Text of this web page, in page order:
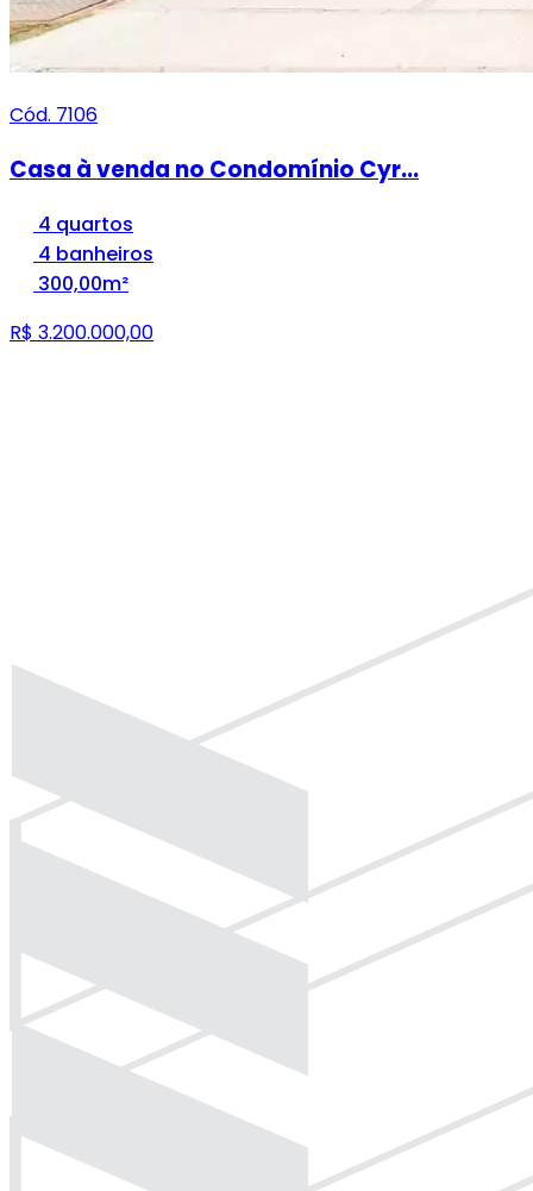
Cód. 7106
Casa à venda no Condomínio Cyr...
4 quartos
4 banheiros
300,00m²
R$ 3.200.000,00